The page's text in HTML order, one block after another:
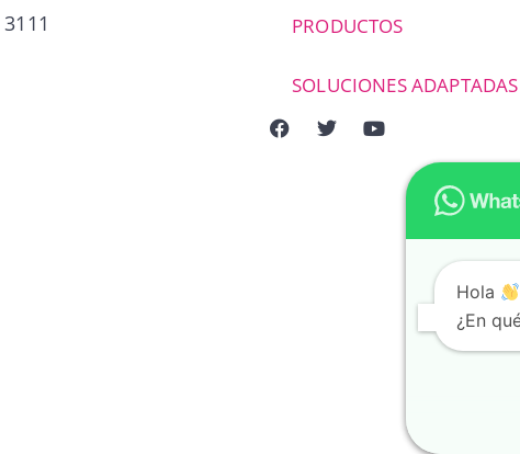
PRODUCTOS
SOLUCIONES ADAPTADAS
Hola
¿En